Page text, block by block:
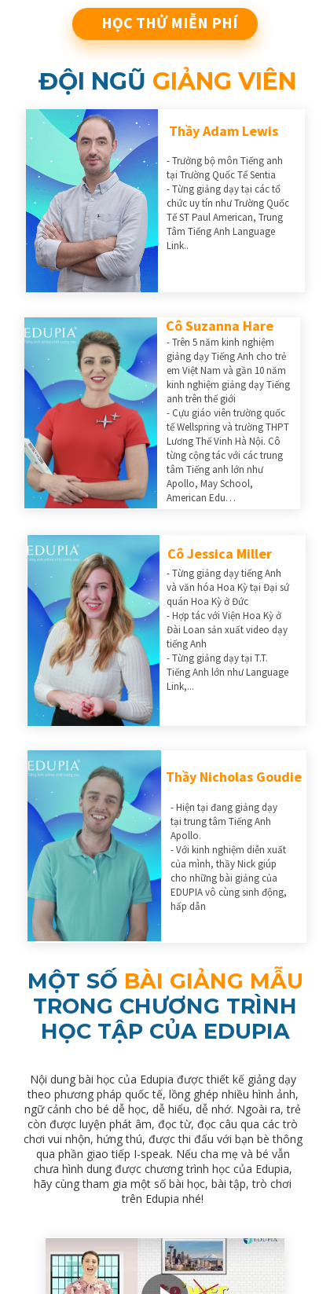
HỌC THỬ MIỄN PHÍ
ĐỘI NGŨ GIẢNG VIÊN
Thầy Adam Lewis
- Trưởng bộ môn Tiếng anh
tại Trường Quốc Tế Sentia
- Từng giảng dạy tại các tổ
chức uy tín như Trường Quốc
Tế ST Paul American, Trung
Tâm Tiếng Anh Language
Link..
Cô Suzanna Hare
- Trên 5 năm kinh nghiệm
giảng dạy Tiếng Anh cho trẻ
em Việt Nam và gần 10 năm
kinh nghiệm giảng dạy Tiếng
anh trên thế giới
- Cựu giáo viên trường quốc
tế Wellspring và trường THPT
Lương Thế Vinh Hà Nội. Cô
từng cộng tác với các trung
tâm Tiếng anh lớn như
Apollo, May School,
American Edu…
Cô Jessica Miller
- Từng giảng dạy tiếng Anh
và văn hóa Hoa Kỳ tại Đại sứ
quán Hoa Kỳ ở Đức
- Hợp tác với Viện Hoa Kỳ ở
Đài Loan sản xuất video dạy
tiếng Anh
- Từng giảng dạy tại T.T.
Tiếng Anh lớn như Language
Link,...
Thầy Nicholas Goudie
- Hiện tại đang giảng dạy
tại trung tâm Tiếng Anh
Apollo.
- Với kinh nghiệm diễn xuất
của mình, thầy Nick giúp
cho những bài giảng của
EDUPIA vô cùng sinh động,
hấp dẫn
MỘT SỐ BÀI GIẢNG MẪU
TRONG CHƯƠNG TRÌNH
HỌC TẬP CỦA EDUPIA
Nội dung bài học của Edupia được thiết kế giảng dạy
theo phương pháp quốc tế, lồng ghép nhiều hình ảnh,
ngữ cảnh cho bé dễ học, dễ hiểu, dễ nhớ. Ngoài ra, trẻ
còn được luyện phát âm, đọc từ, đọc câu qua các trò
chơi vui nhộn, hứng thú, được thi đấu với bạn bè thông
qua phần giao tiếp I-speak. Nếu cha mẹ và bé vẫn
chưa hình dung được chương trình học của Edupia,
hãy cùng tham gia một số bài học, bài tập, trò chơi
trên Edupia nhé!